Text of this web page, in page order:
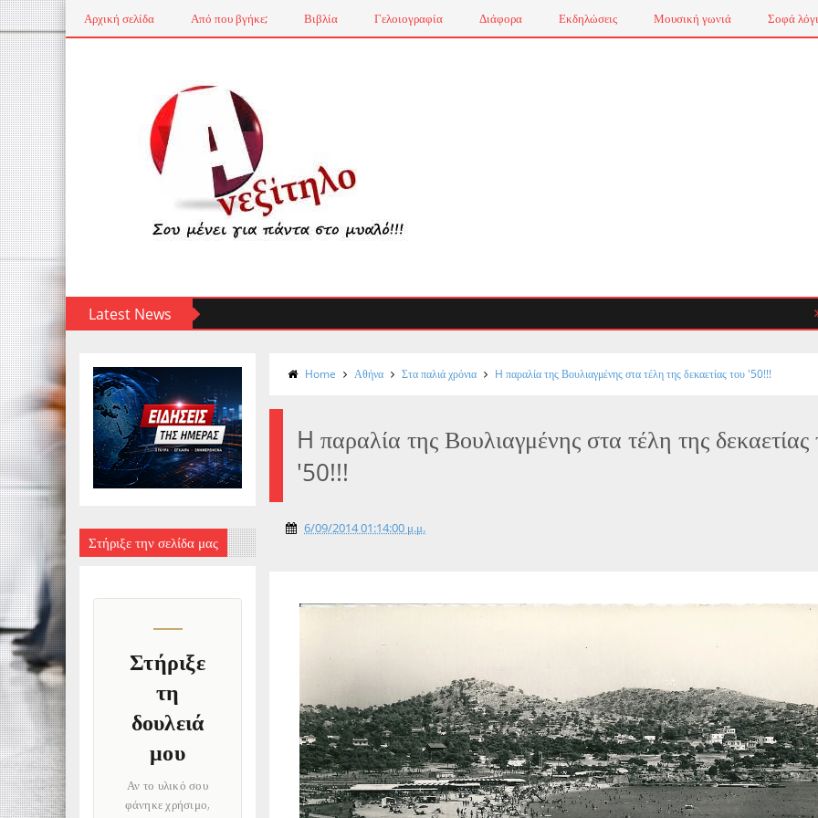
Αρχική σελίδα Από που βγήκε; Βιβλία Γελοιογραφία Διάφορα Εκδηλώσεις Μουσική γωνιά Σοφά
Latest News
Στήριξε την σελίδα μας
Στήριξε
τη
δουλειά
μου
Αν το υλικό σου
φάνηκε χρήσιμο,
Home Αθήνα Στα παλιά χρόνια H παραλία της Βουλιαγμένης στα τέλη της δεκαετίας του '50!!!
H παραλία της Βουλιαγμένης στα τέλη της δεκαετίας
'50!!!
6/09/2014 01:14:00 μ.μ.